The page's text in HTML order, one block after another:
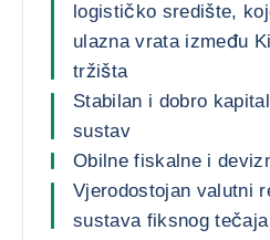
logističko središte,
ulazna vrata između
tržišta
Stabilan i dobro
sustav
Obilne fiskalne i
Vjerodostojan valutni
sustava fiksnog